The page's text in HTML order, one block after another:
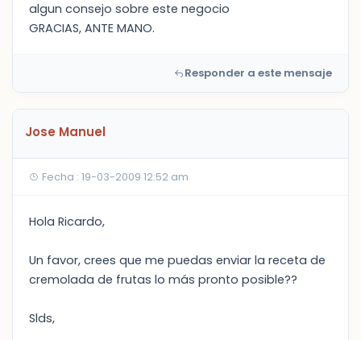
algun consejo sobre este negocio
GRACIAS, ANTE MANO.
Responder a este mensaje
Jose Manuel
Fecha : 19-03-2009 12:52 am
Hola Ricardo,
Un favor, crees que me puedas enviar la receta de
cremolada de frutas lo más pronto posible??
Slds,